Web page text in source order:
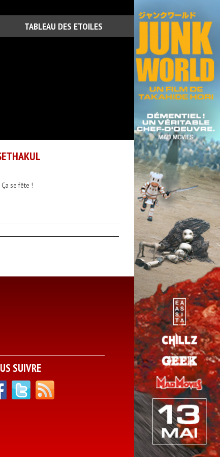
TABLEAU DES ETOILES
se fête !
SUIVRE